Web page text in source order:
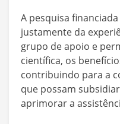
A pesquisa financiada
justamente da
grupo de apoio e
científica, os
contribuindo para a
que possam
aprimorar a